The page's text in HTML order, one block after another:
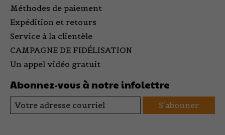
Méthodes de paiement
Expédition et retours
Service à la clientèle
CAMPAGNE DE FIDÉLISATION
Un appel vidéo gratuit
Abonnez-vous à notre infolettre
S'abonner